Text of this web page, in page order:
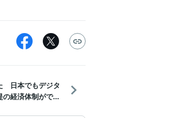
日本でもデジタ
の経済体制がで...